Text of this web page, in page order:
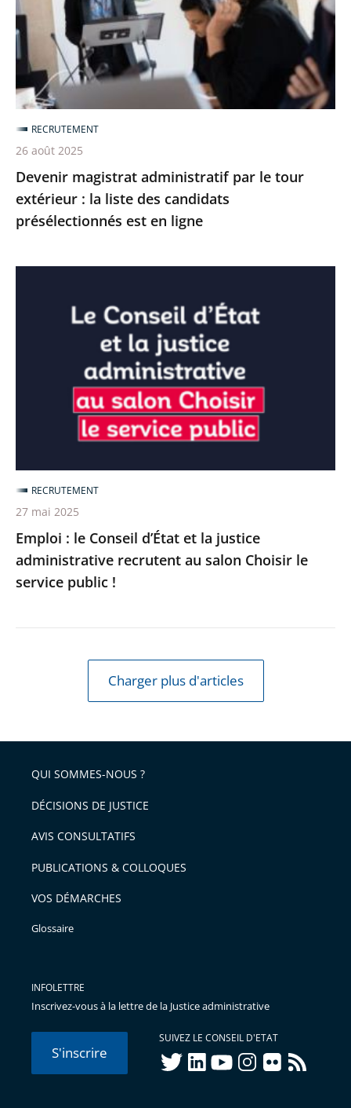
tour
extérieur
la
liste
des
candidats
présélectionnés
est
en
Devenir magistrat administratif par le tour
extérieur : la liste des candidats
présélectionnés est en ligne
RECRUTEMENT
26 août 2025
recrutent
au
salon
Choisir
le
service
Emploi : le Conseil d’État et la justice
administrative recrutent au salon Choisir le
service public !
RECRUTEMENT
27 mai 2025
Charger plus d'articles
QUI SOMMES-NOUS ?
DÉCISIONS DE JUSTICE
AVIS CONSULTATIFS
PUBLICATIONS & COLLOQUES
VOS DÉMARCHES
Glossaire
INFOLETTRE
Inscrivez-vous à la lettre de la Justice administrative
S'inscrire
SUIVEZ LE CONSEIL D'ETAT
twitterlinkedInyoutubeinstagram
flickr rss